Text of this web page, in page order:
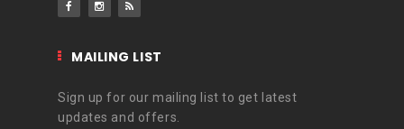
MAILING LIST
Sign up for our mailing list to get latest
updates and offers.